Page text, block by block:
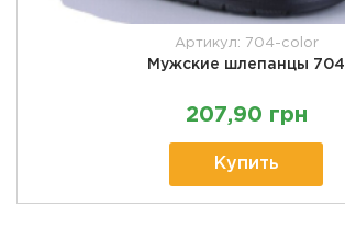
Артикул: 704-color
Мужские шлепанцы 704
207,90 грн
Купить